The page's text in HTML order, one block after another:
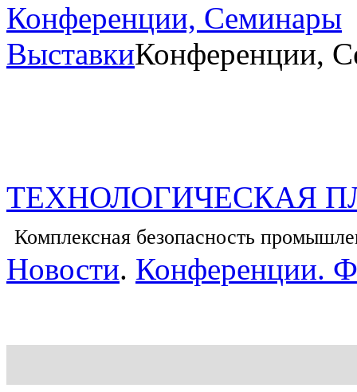
Конференции, Семинары
ВыставкиКонференции,
ТЕХНОЛОГИЧЕСКАЯ
Комплексная безопасность
Новости. Конференции.